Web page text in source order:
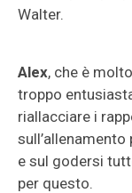
Walter.
Alex, che è
troppo
riallacciare i
e sul godersi
per questo.